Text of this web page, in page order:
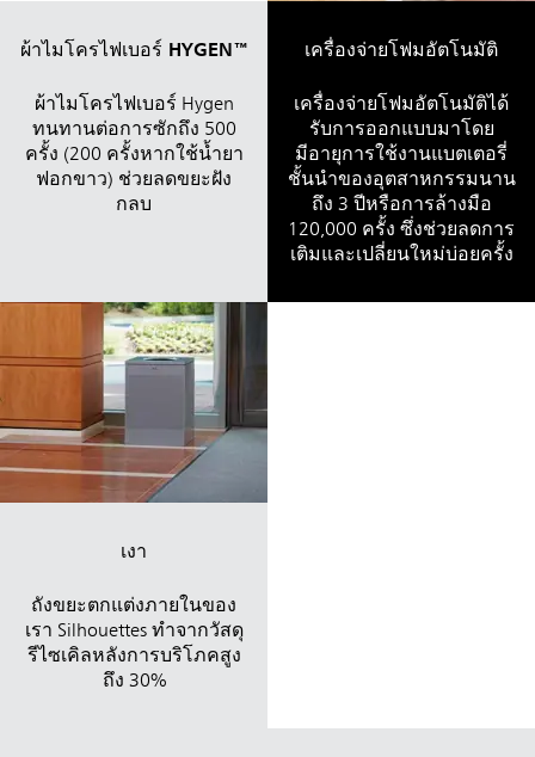
ผ้าไมโครไฟเบอร์ HYGEN™
ผ้าไมโครไฟเบอร์ Hygen
ทนทานต่อการซักถึง 500
ครั้ง (200 ครั้งหากใช้น้ำยา
ฟอกขาว) ช่วยลดขยะฝัง
กลบ
เครื่องจ่ายโฟมอัตโนมัติ
เครื่องจ่ายโฟมอัตโนมัติได้
รับการออกแบบมาโดย
มีอายุการใช้งานแบตเตอรี่
ชั้นนำของอุตสาหกรรมนาน
ถึง 3 ปีหรือการล้างมือ
120,000 ครั้ง ซึ่งช่วยลดการ
เติมและเปลี่ยนใหม่บ่อยครั้ง
เงา
ถังขยะตกแต่งภายในของ
เรา Silhouettes ทำจากวัสดุ
รีไซเคิลหลังการบริโภคสูง
ถึง 30%